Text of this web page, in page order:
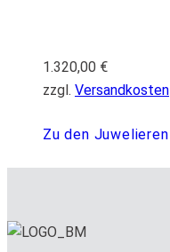
1.320,00 €
zzgl. Versandkosten
Zu den Juwelieren